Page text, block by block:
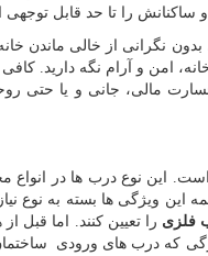
ساکنانش را تا حد قابل توجهی
نگرانی از خالی ماندن خانه
امن و آرام نگه دارید.
مالی، جانی و یا حتی
این نوع درب ها در انواع
این ویژگی ها بسته به نوع
فلزی را تعیین کنند. اما
که درب های ورودی